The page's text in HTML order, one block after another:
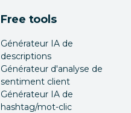
Free tools
Générateur IA de
descriptions
Générateur d'analyse de
sentiment client
Générateur IA de
hashtag/mot-clic